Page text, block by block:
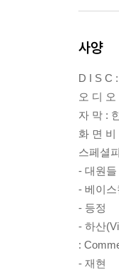
사양
D I S C
오 디
자 막 :
화 면 비
스페셜
- 대원들
- 베이스
- 등정
- 하산
:
- 재현